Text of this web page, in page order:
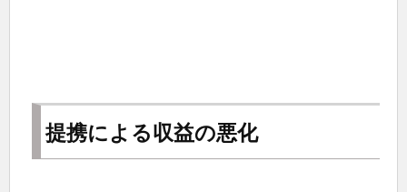
提携による収益の悪化